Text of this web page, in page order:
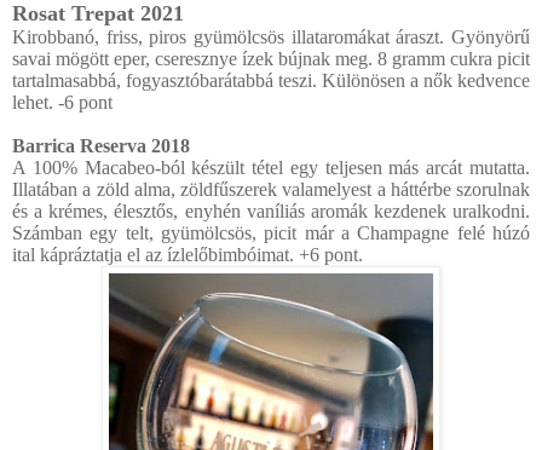
Rosat Trepat 2021
Kirobbanó, friss, piros gyümölcsös illataromákat áraszt. Gyönyörű
savai mögött eper, cseresznye ízek bújnak meg. 8 gramm cukra picit
tartalmasabbá, fogyasztóbarátabbá teszi. Különösen a nők kedvence
lehet. -6 pont
Barrica Reserva 2018
A 100% Macabeo-ból készült tétel egy teljesen más arcát mutatta.
Illatában a zöld alma, zöldfűszerek valamelyest a háttérbe szorulnak
és a krémes, élesztős, enyhén vaníliás aromák kezdenek uralkodni.
Számban egy telt, gyümölcsös, picit már a Champagne felé húzó
ital kápráztatja el az ízlelőbimbóimat. +6 pont.